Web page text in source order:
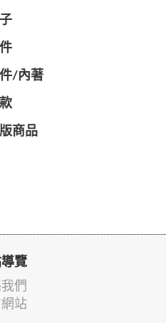
/內著
商品
覽
們
站